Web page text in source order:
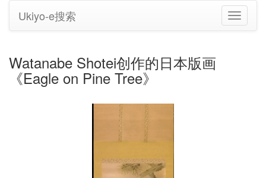
切
换
Ukiyo-e搜索
Watanabe Shotei创作的日本版画
《Eagle on Pine Tree》